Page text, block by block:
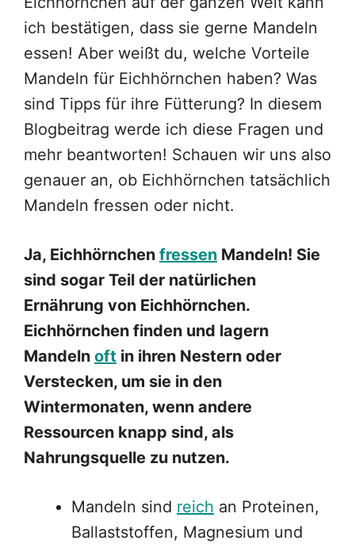
ich bestätigen, dass sie gerne Mandeln
essen! Aber weißt du, welche Vorteile
Mandeln für Eichhörnchen haben? Was
sind Tipps für ihre Fütterung? In diesem
Blogbeitrag werde ich diese Fragen und
mehr beantworten! Schauen wir uns also
genauer an, ob Eichhörnchen tatsächlich
Mandeln fressen oder nicht.
Ja, Eichhörnchen fressen Mandeln! Sie
sind sogar Teil der natürlichen
Ernährung von Eichhörnchen.
Eichhörnchen finden und lagern
Mandeln oft in ihren Nestern oder
Verstecken, um sie in den
Wintermonaten, wenn andere
Ressourcen knapp sind, als
Nahrungsquelle zu nutzen.
Mandeln sind reich an Proteinen,
Ballaststoffen, Magnesium und